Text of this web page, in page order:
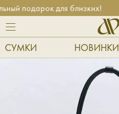
для близких!
СУМКИ НОВИНКИ